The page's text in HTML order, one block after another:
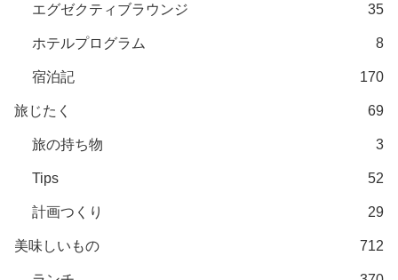
エグゼクティブラウンジ 35
ホテルプログラム 8
宿泊記 170
旅じたく 69
旅の持ち物 3
Tips 52
計画つくり 29
美味しいもの 712